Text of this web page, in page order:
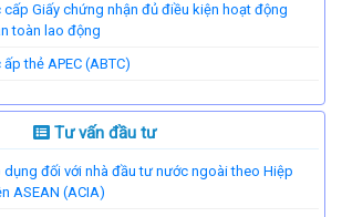
Giấy chứng nhận đủ điều kiện hoạt động
toàn lao động
thẻ APEC (ABTC)
Tư vấn đầu tư
đối với nhà đầu tư nước ngoài theo Hiệp
ASEAN (ACIA)